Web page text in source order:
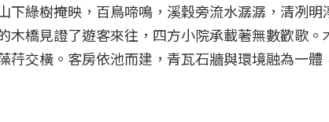
下綠樹掩映，百鳥啼鳴，溪穀旁流水潺潺，清冽明
橋見證了遊客來往，四方小院承載著無數歡歌。
荇交橫。客房依池而建，青瓦石牆與環境融為一體